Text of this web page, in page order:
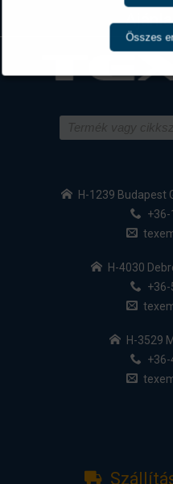
H-1239 Budapest
H-4030
H-3529
Összes